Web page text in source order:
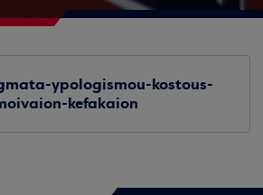
ypologismou-kostous-
kefakaion